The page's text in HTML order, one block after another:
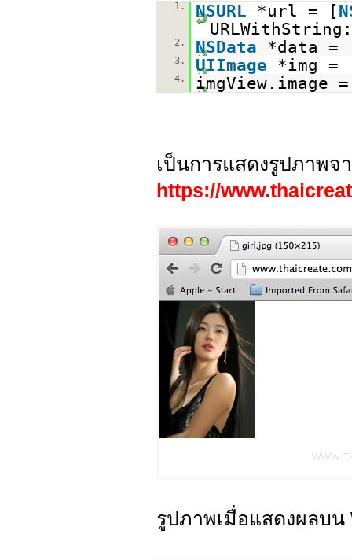
1. NSURL *url = [
2. NSData *data =
3. UIImage *img
4. imgView.image
เป็นการแสดงรูปภาพจ
https://
รูปภาพเมื่อแสดงผลบน